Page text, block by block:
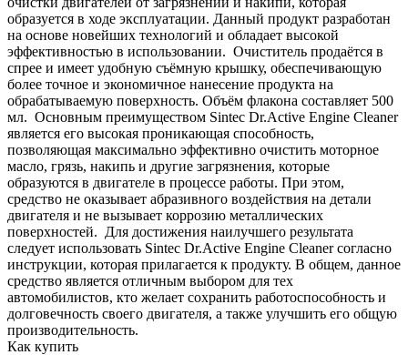
образуется в ходе эксплуатации. Данный продукт разработан
на основе новейших технологий и обладает высокой
эффективностью в использовании. Очиститель продаётся в
спрее и имеет удобную съёмную крышку, обеспечивающую
более точное и экономичное нанесение продукта на
обрабатываемую поверхность. Объём флакона составляет 500
мл. Основным преимуществом Sintec Dr.Active Engine Cleaner
является его высокая проникающая способность,
позволяющая максимально эффективно очистить моторное
масло, грязь, накипь и другие загрязнения, которые
образуются в двигателе в процессе работы. При этом,
средство не оказывает абразивного воздействия на детали
двигателя и не вызывает коррозию металлических
поверхностей. Для достижения наилучшего результата
следует использовать Sintec Dr.Active Engine Cleaner согласно
инструкции, которая прилагается к продукту. В общем, данное
средство является отличным выбором для тех
автомобилистов, кто желает сохранить работоспособность и
долговечность своего двигателя, а также улучшить его общую
производительность.
Как купить